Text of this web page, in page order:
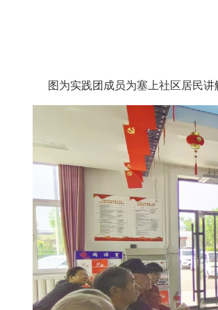
图为实践团成员为塞上社区居民讲